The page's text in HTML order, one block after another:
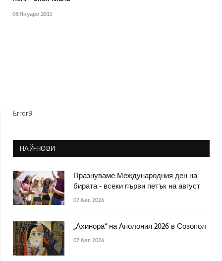
08 Януари 2015
Error9
НАЙ-НОВИ
Празнуваме Международния ден на
бирата - всеки първи петък на август
07 Авг. 2026
„Ахинора“ на Аполония 2026 в Созопол
07 Авг. 2026